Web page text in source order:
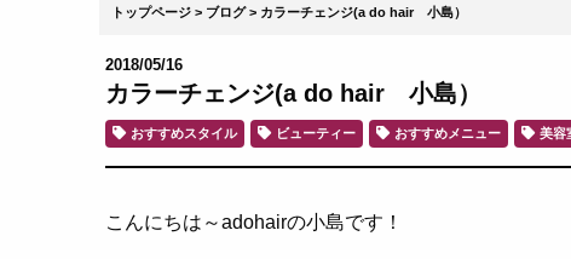
トップページ ブログ カラーチェンジ(a do hair 小島）
2018/05/16
カラーチェンジ(a do hair 小島）
おすすめスタイル ビューティー おすすめメニュー 美容
こんにちは～adohairの小島です！